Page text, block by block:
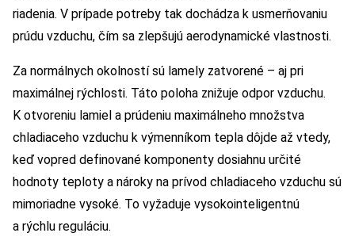
riadenia. V prípade potreby tak dochádza k usmerňovaniu
prúdu vzduchu, čím sa zlepšujú aerodynamické vlastnosti.
Za normálnych okolností sú lamely zatvorené – aj pri
maximálnej rýchlosti. Táto poloha znižuje odpor vzduchu.
K otvoreniu lamiel a prúdeniu maximálneho množstva
chladiaceho vzduchu k výmenníkom tepla dôjde až vtedy,
keď vopred definované komponenty dosiahnu určité
hodnoty teploty a nároky na prívod chladiaceho vzduchu sú
mimoriadne vysoké. To vyžaduje vysokointeligentnú
a rýchlu reguláciu.